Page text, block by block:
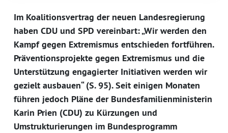
Im Koalitionsvertrag der neuen Landesregierung
haben CDU und SPD vereinbart: „Wir werden den
Kampf gegen Extremismus entschieden fortführen.
Präventionsprojekte gegen Extremismus und die
Unterstützung engagierter Initiativen werden wir
gezielt ausbauen“ (S. 95). Seit einigen Monaten
führen jedoch Pläne der Bundesfamilienministerin
Karin Prien (CDU) zu Kürzungen und
Umstrukturierungen im Bundesprogramm